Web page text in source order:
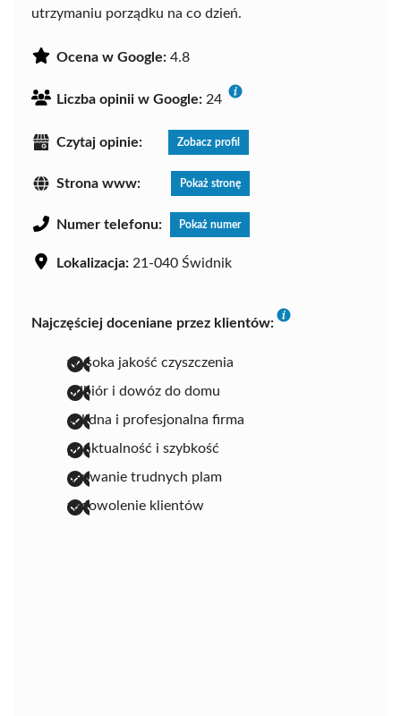
utrzymaniu porządku na co dzień.
Ocena w Google: 4.8
Liczba opinii w Google: 24
Czytaj opinie: Zobacz profil
Strona www: Pokaż stronę
Numer telefonu: Pokaż numer
Lokalizacja: 21-040 Świdnik
Najczęściej doceniane przez klientów:
wysoka jakość czyszczenia
odbiór i dowóz do domu
solidna i profesjonalna firma
punktualność i szybkość
usuwanie trudnych plam
zadowolenie klientów